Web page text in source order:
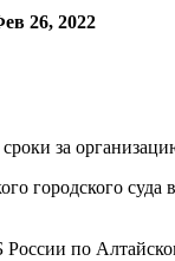
26, 2022
городского
по